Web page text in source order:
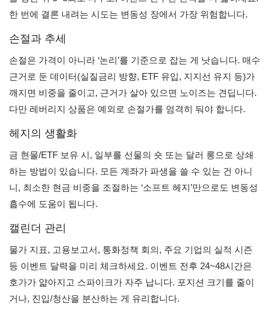
한 번에 결론 내려는 시도는 변동성 장에서 가장 위험합니다.
손절과 추세
손절은 가격이 아니라 ‘논리’를 기준으로 잡는 게 낫습니다. 매수
근거로 둔 데이터(실질금리 방향, ETF 유입, 지지선 유지 등)가
깨지면 비중을 줄이고, 근거가 살아 있으면 노이즈는 견딥니다.
다만 레버리지 상품은 예외로 손절가를 엄격히 둬야 합니다.
헤지의 생활화
금 현물/ETF 보유 시, 일부를 선물의 숏 또는 달러 롱으로 상쇄
하는 방법이 있습니다. 모든 계좌가 파생을 쓸 수 있는 건 아니
니, 최소한 현금 비중을 조절하는 ‘소프트 헤지’만으로도 변동성
흡수에 도움이 됩니다.
캘린더 관리
물가 지표, 고용보고서, 통화정책 회의, 주요 기업의 실적 시즌
등 이벤트 달력을 미리 체크하세요. 이벤트 전후 24~48시간은
호가가 얇아지고 스파이크가 자주 납니다. 포지션 크기를 줄이
거나, 진입/청산을 분산하는 게 유리합니다.